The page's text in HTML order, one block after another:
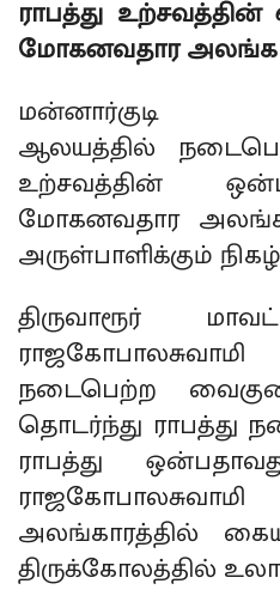
ராபத்து
மோகனவதார
மன்னார்குடி
ஆலயத்தில்
உற்சவத்தின்
மோகனவதார
அருள்பாளிக்கும்
திருவாரூர்
நடைபெற்ற
தொடர்ந்து ராபத்து
ராபத்து
அலங்காரத்தில்
திருக்கோலத்தில்